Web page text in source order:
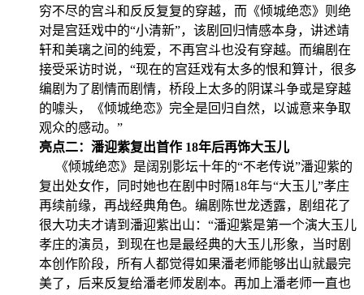
穷不尽的宫斗和反反复复的穿越，而《倾城绝恋》则绝
对是宫廷戏中的“小清新”，该剧回归情感本身，讲述靖
轩和美璃之间的纯爱，不再宫斗也没有穿越。而编剧在
接受采访时说，“现在的宫廷戏有太多的恨和算计，很多
编剧为了剧情而剧情，桥段上太多的阴谋斗争或是穿越
的噱头，《倾城绝恋》完全是回归自然，以诚意来争取
观众的感动。”
亮点二：潘迎紫复出首作 18年后再饰大玉儿
《倾城绝恋》是阔别影坛十年的“不老传说”潘迎紫的
复出处女作，同时她也在剧中时隔18年与“大玉儿”孝庄
再续前缘，再战经典角色。编剧陈世龙透露，剧组花了
很大功夫才请到潘迎紫出山：“潘迎紫是第一个演大玉儿
孝庄的演员，到现在也是最经典的大玉儿形象，当时剧
本创作阶段，所有人都觉得如果潘老师能够出山就最完
美了，后来反复给潘老师发剧本。再加上潘老师一直也